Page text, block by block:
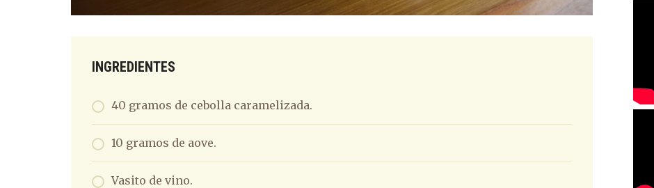
INGREDIENTES
40 gramos de cebolla caramelizada.
10 gramos de aove.
Vasito de vino.